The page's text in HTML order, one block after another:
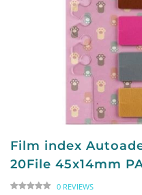
Film index
20File 45x14mm
0 REVIEWS